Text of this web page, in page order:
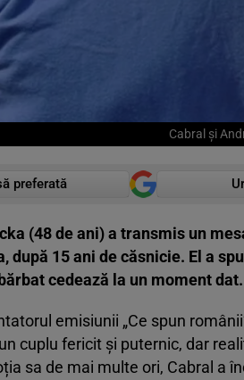
Cabral și
preferată
(48 de ani) a transmis un
după 15 ani de căsnicie. El a
cedează la un moment dat.
emisiunii „Ce spun
cuplu fericit și puternic, dar
sa de mai multe ori, Cabral a